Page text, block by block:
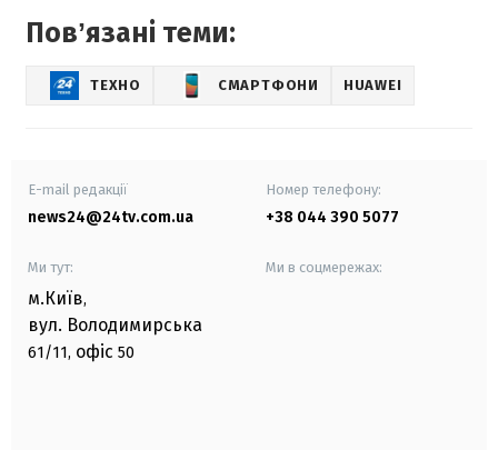
Повʼязані теми:
ТЕХНО СМАРТФОНИ HUAWEI
E-mail редакції
news24@24tv.com.ua
Номер телефону:
+38 044 390 5077
Ми тут:
м.Київ,
вул. Володимирська
61/11, офіс 50
Ми в соцмережах: